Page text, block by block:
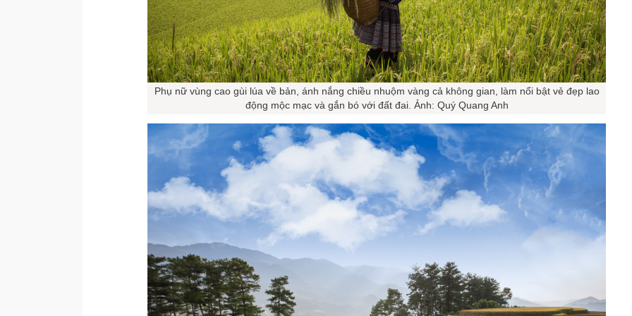
Phụ nữ vùng cao gùi lúa về bản, ánh nắng chiều nhuộm vàng cả không gian, làm nổi bật vẻ đẹp lao
động mộc mạc và gắn bó với đất đai. Ảnh: Quý Quang Anh